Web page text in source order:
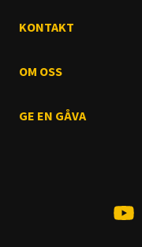
KONTAKT
OM OSS
GE EN GÅVA